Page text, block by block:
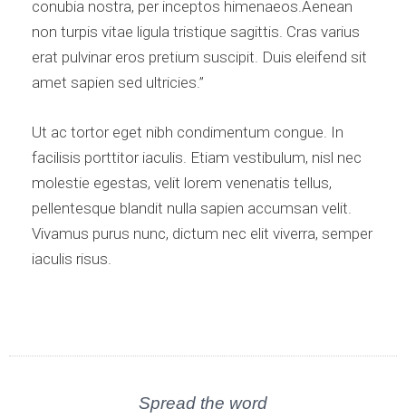
conubia nostra, per inceptos himenaeos.Aenean
non turpis vitae ligula tristique sagittis. Cras varius
erat pulvinar eros pretium suscipit. Duis eleifend sit
amet sapien sed ultricies.”
Ut ac tortor eget nibh condimentum congue. In
facilisis porttitor iaculis. Etiam vestibulum, nisl nec
molestie egestas, velit lorem venenatis tellus,
pellentesque blandit nulla sapien accumsan velit.
Vivamus purus nunc, dictum nec elit viverra, semper
iaculis risus.
Spread the word